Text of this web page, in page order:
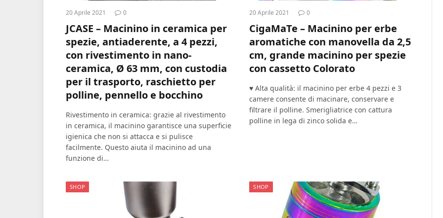
20 Aprile 2021 0
JCASE – Macinino in ceramica per
spezie, antiaderente, a 4 pezzi,
con rivestimento in nano-
ceramica, Ø 63 mm, con custodia
per il trasporto, raschietto per
polline, pennello e bocchino
Rivestimento in ceramica: grazie al rivestimento
in ceramica, il macinino garantisce una superficie
igienica che non si attacca e si pulisce
facilmente. Questo aiuta il macinino ad una
funzione di…
20 Aprile 2021 0
CigaMaTe – Macinino per erbe
aromatiche con manovella da 2,5
cm, grande macinino per spezie
con cassetto Colorato
♥ Alta qualità: il macinino per erbe 4 pezzi e 3
camere consente di macinare, conservare e
filtrare il polline. Smerigliatrice con cattura
polline in lega di zinco solida e…
SHOP SHOP